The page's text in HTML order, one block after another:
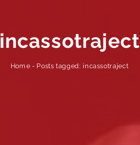
incassotraject
Home- Posts tagged: incassotraject